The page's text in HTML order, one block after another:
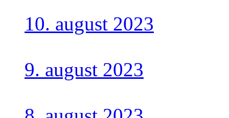
10. august 2023
9. august 2023